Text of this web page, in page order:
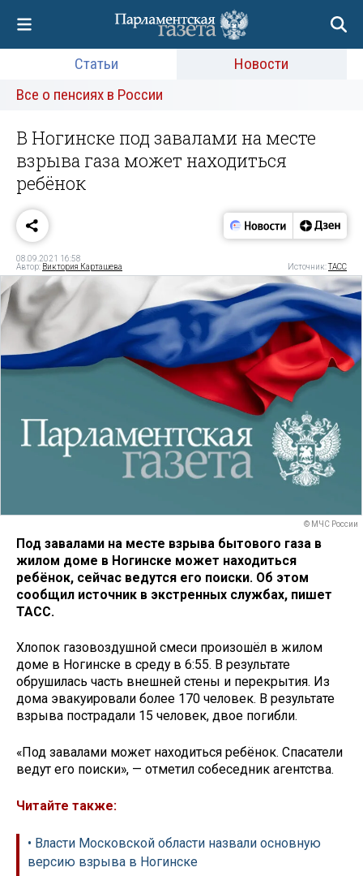
Статьи
Новости
Все о пенсиях в России
В Ногинске под завалами на месте
взрыва газа может находиться
ребёнок
08.09.2021 16:58
Автор: Виктория Карташева Источник:ТАСС
© МЧС России
Под завалами на месте взрыва бытового газа в
жилом доме в Ногинске может находиться
ребёнок, сейчас ведутся его поиски. Об этом
сообщил источник в экстренных службах, пишет
ТАСС.
Хлопок газовоздушной смеси произошёл в жилом
доме в Ногинске в среду в 6:55. В результате
обрушилась часть внешней стены и перекрытия. Из
дома эвакуировали более 170 человек. В результате
взрыва пострадали 15 человек, двое погибли.
«Под завалами может находиться ребёнок. Спасатели
ведут его поиски», — отметил собеседник агентства.
Читайте также:
• Власти Московской области назвали основную
версию взрыва в Ногинске